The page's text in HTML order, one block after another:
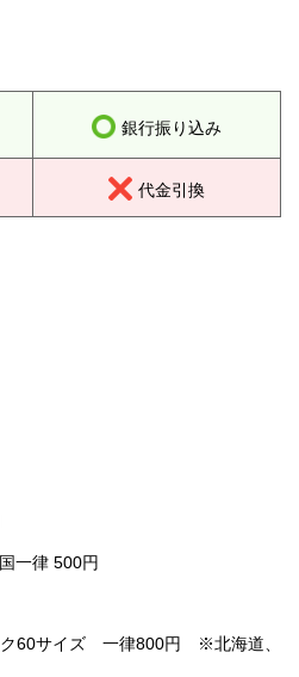
銀行振り込み
代金引換
一律 500円
ク60サイズ 一律800円 ※北海道、